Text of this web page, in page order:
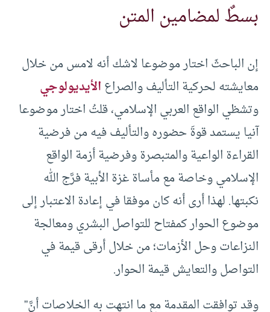
بسطٌ لمضامين المتن
إن الباحثَ اختار موضوعا لاشك أنه لامس من خلال
معايشته لحركية التأليف والصراعالأيديولوجي
وتشظي الواقع العربي الإسلامي، قلتُ اختار موضوعا
آنيا يستمد قوةَ حضوره والتأليف فيه من فرضية
القراءة الواعية والمتبصرة وفرضية أزمة الواقع
الإسلامي وخاصة مع مأساة غزة الأبية فرَّج الله
نكبتها. لهذا أرى أنه كان موفقا في إعادة الاعتبار إلى
موضوع الحوار كمفتاح للتواصل البشري ومعالجة
النزاعات وحل الأزمات؛ من خلال أرقى قيمة في
التواصل والتعايش قيمة الحوار.
وقد توافقت المقدمة مع ما انتهت به الخلاصات أنَّ”